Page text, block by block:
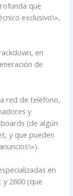
que
exclusivo\»,
en
de
red de teléfono,
y
(de algún
y que pueden
en
y 2600 (que